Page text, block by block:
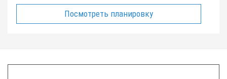
Посмотреть планировку